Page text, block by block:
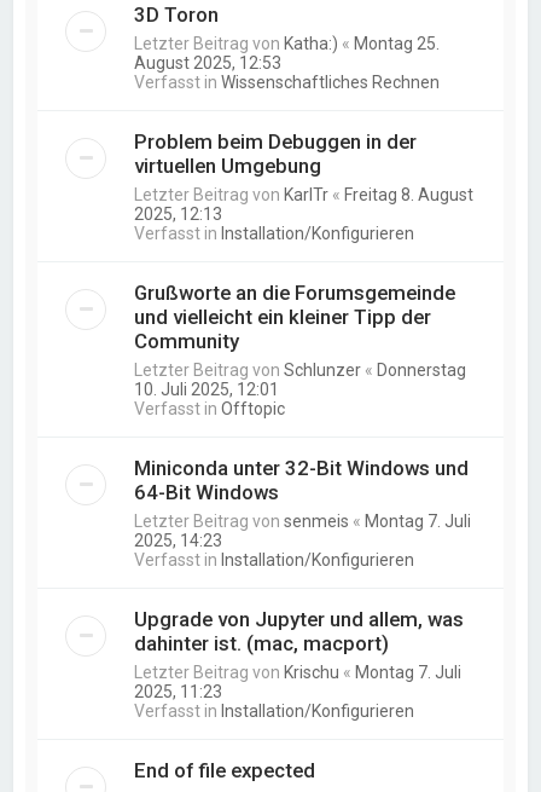
3D Toron
Letzter Beitrag von Katha:) « Montag 25.
August 2025, 12:53
Verfasst inWissenschaftliches Rechnen
Problem beim Debuggen in der
virtuellen Umgebung
Letzter Beitrag von KarlTr « Freitag 8. August
2025, 12:13
Verfasst in Installation/Konfigurieren
Grußworte an die Forumsgemeinde
und vielleicht ein kleiner Tipp der
Community
Letzter Beitrag vonSchlunzer « Donnerstag
10. Juli 2025, 12:01
Verfasst inOfftopic
Miniconda unter 32-Bit Windows und
64-Bit Windows
Letzter Beitrag vonsenmeis « Montag 7. Juli
2025, 14:23
Verfasst in Installation/Konfigurieren
Upgrade von Jupyter und allem, was
dahinter ist. (mac, macport)
Letzter Beitrag von Krischu « Montag 7. Juli
2025, 11:23
Verfasst in Installation/Konfigurieren
End of file expected